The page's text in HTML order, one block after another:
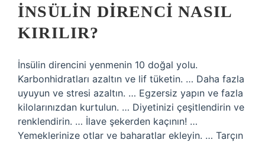
INSÜLIN DIRENCI NASIL
KIRILIR?
İnsülin direncini yenmenin 10 doğal yolu.
Karbonhidratları azaltın ve lif tüketin. … Daha fazla
uyuyun ve stresi azaltın. … Egzersiz yapın ve fazla
kilolarınızdan kurtulun. … Diyetinizi çeşitlendirin ve
renklendirin. … İlave şekerden kaçının! …
Yemeklerinize otlar ve baharatlar ekleyin. … Tarçın